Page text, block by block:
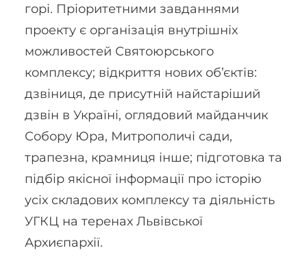
горі. Пріоритетними завданнями
проекту є організація внутрішніх
можливостей Святоюрського
комплексу; відкриття нових об’єктів:
дзвіниця, де присутній найстаріший
дзвін в Україні, оглядовий майданчик
Собору Юра, Митрополичі сади,
трапезна, крамниця інше; підготовка та
підбір якісної інформації про історію
усіх складових комплексу та діяльність
УГКЦ на теренах Львівської
Архиєпархії.